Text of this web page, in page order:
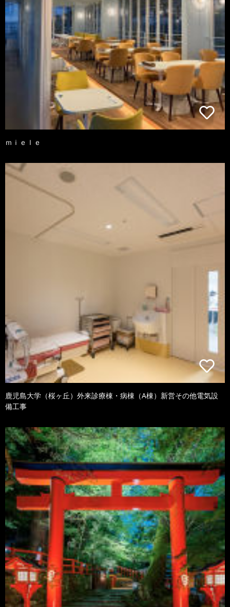
ｍｉｅｌｅ
鹿児島大学（桜ヶ丘）外来診療棟・病棟（A棟）新営その他電気設
備工事